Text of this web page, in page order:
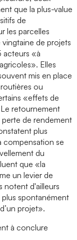
que la plus-value
de
les parcelles
de projets
acteurs «à
Elles
mis en place
ou
«effets de
retournement
perte de rendement
plus
compensation se
du
que «la
un levier de
notent d'ailleurs
spontanément
projet».
à conclure